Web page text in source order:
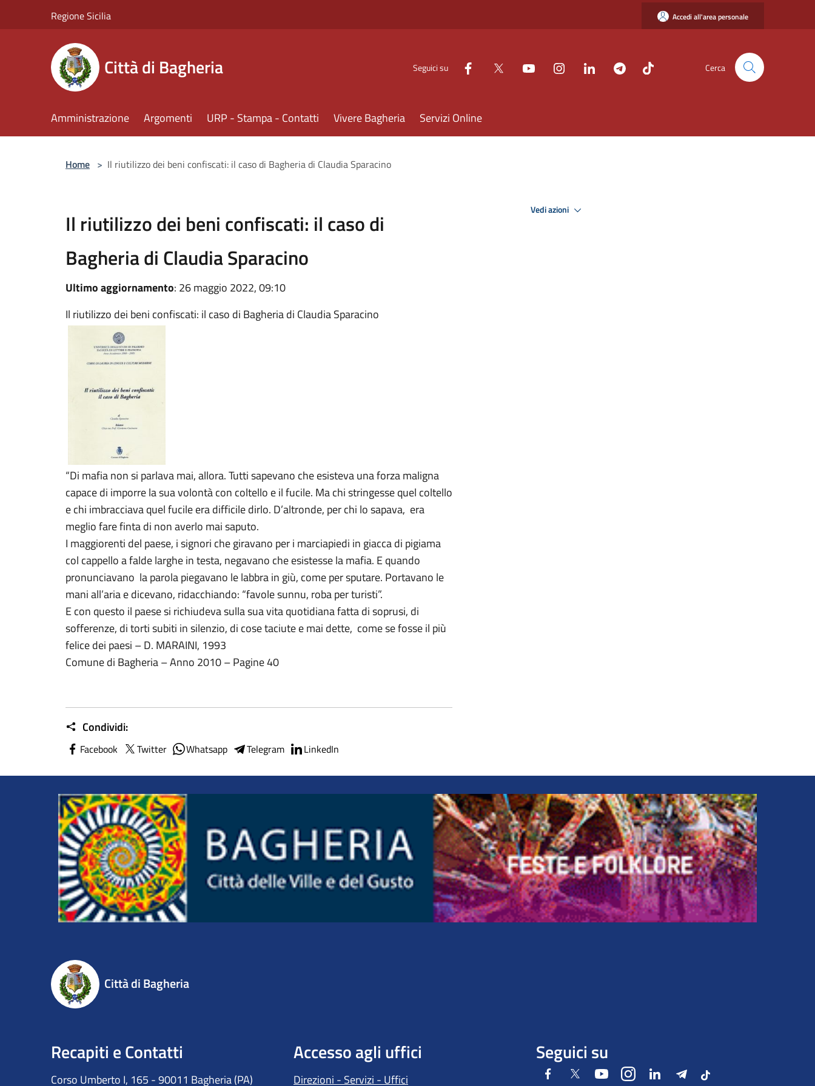
Regione Sicilia Accedi all'area personale
Città di Bagheria Seguici su Cerca
Amministrazione Argomenti URP - Stampa - Contatti Vivere Bagheria Servizi Online
Home > Il riutilizzo dei beni confiscati: il caso di Bagheria di Claudia Sparacino
Il riutilizzo dei beni confiscati: il caso di
Bagheria di Claudia Sparacino
Ultimo aggiornamento: 26 maggio 2022, 09:10
Il riutilizzo dei beni confiscati: il caso di Bagheria di Claudia Sparacino
“Di mafia non si parlava mai, allora. Tutti sapevano che esisteva una forza maligna
capace di imporre la sua volontà con coltello e il fucile. Ma chi stringesse quel coltello
e chi imbracciava quel fucile era difficile dirlo. D’altronde, per chi lo sapava, era
meglio fare finta di non averlo mai saputo.
I maggiorenti del paese, i signori che giravano per i marciapiedi in giacca di pigiama
col cappello a falde larghe in testa, negavano che esistesse la mafia. E quando
pronunciavano la parola piegavano le labbra in giù, come per sputare. Portavano le
mani all’aria e dicevano, ridacchiando: “favole sunnu, roba per turisti”.
E con questo il paese si richiudeva sulla sua vita quotidiana fatta di soprusi, di
sofferenze, di torti subiti in silenzio, di cose taciute e mai dette, come se fosse il più
felice dei paesi – D. MARAINI, 1993
Comune di Bagheria – Anno 2010 – Pagine 40
Condividi:
Facebook Twitter Whatsapp Telegram LinkedIn
Vedi azioni
Città di Bagheria
Recapiti e Contatti
Corso Umberto I, 165 - 90011 Bagheria (PA)
Accesso agli uffici
Direzioni - Servizi - Uffici
Seguici su
FacebookTwitter YoutubeInstagramLinkedIn Telegram
Tiktok